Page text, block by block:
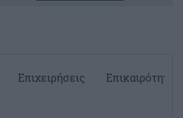
Επιχειρήσεις Επικαιρότητα